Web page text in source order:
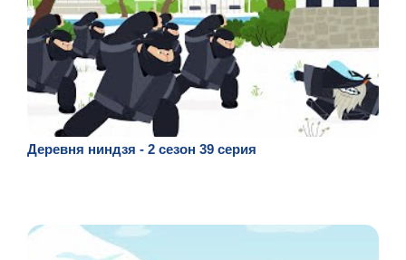
Деревня ниндзя - 2 сезон 39 серия